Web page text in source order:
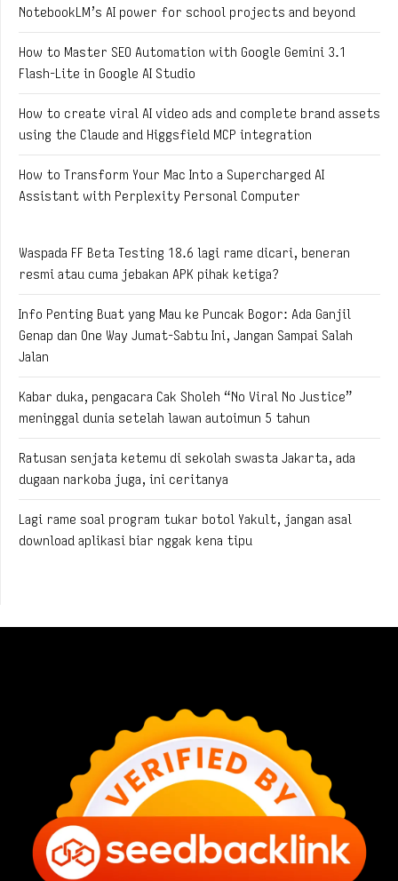
NotebookLM’s AI power for school projects and beyond
How to Master SEO Automation with Google Gemini 3.1
Flash-Lite in Google AI Studio
How to create viral AI video ads and complete brand assets
using the Claude and Higgsfield MCP integration
How to Transform Your Mac Into a Supercharged AI
Assistant with Perplexity Personal Computer
Waspada FF Beta Testing 18.6 lagi rame dicari, beneran
resmi atau cuma jebakan APK pihak ketiga?
Info Penting Buat yang Mau ke Puncak Bogor: Ada Ganjil
Genap dan One Way Jumat-Sabtu Ini, Jangan Sampai Salah
Jalan
Kabar duka, pengacara Cak Sholeh “No Viral No Justice”
meninggal dunia setelah lawan autoimun 5 tahun
Ratusan senjata ketemu di sekolah swasta Jakarta, ada
dugaan narkoba juga, ini ceritanya
Lagi rame soal program tukar botol Yakult, jangan asal
download aplikasi biar nggak kena tipu